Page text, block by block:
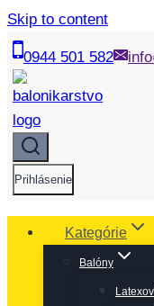
Skip to content
0944 501 582
Prihlásenie
Kategórie
Balóny